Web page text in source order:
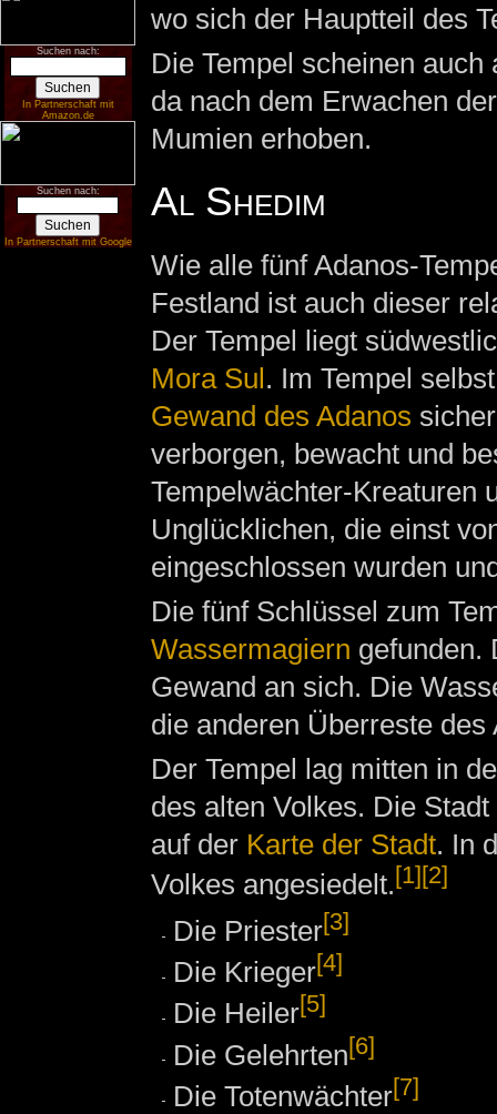
Suchen nach:
In Partnerschaft mit
Amazon.de
Suchen nach:
In Partnerschaft mit Google
wo sich der Hauptteil des
Die Tempel scheinen
da nach dem Erwachen
Mumien erhoben.
Al Shedim
Wie alle fünf Adanos-
Festland ist auch dieser
Der Tempel liegt
Mora Sul. Im Tempel
Gewand des Adanos sicher
verborgen, bewacht und
Tempelwächter-Kreaturen
Unglücklichen, die einst
eingeschlossen wurden
Die fünf Schlüssel zum
Wassermagiern gefunden.
Gewand an sich. Die
die anderen Überreste
Der Tempel lag mitten in
des alten Volkes. Die
auf der Karte der Stadt. In
Volkes angesiedelt.[1][2]
Die Priester[3]
Die Krieger[4]
Die Heiler[5]
Die Gelehrten[6]
Die Totenwächter[7]